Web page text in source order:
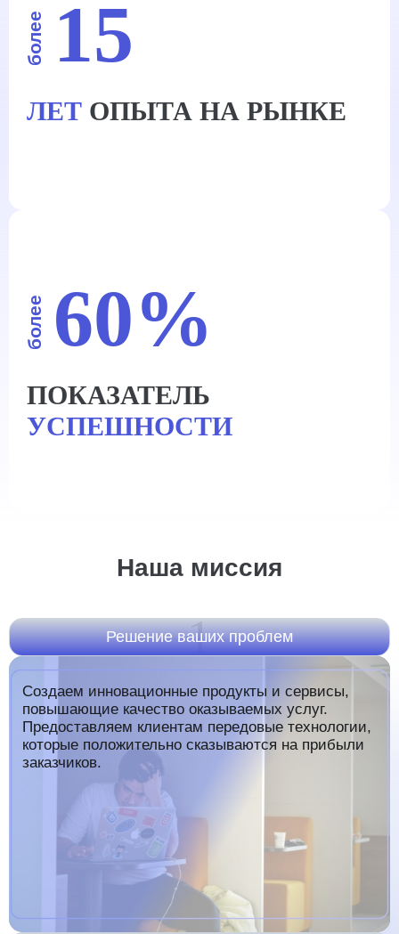
более 15
ЛЕТ ОПЫТА НА РЫНКЕ
более 60%
ПОКАЗАТЕЛЬ
УСПЕШНОСТИ
Наша миссия
1
Решение ваших проблем
Создаем инновационные продукты и сервисы,
повышающие качество оказываемых услуг.
Предоставляем клиентам передовые технологии,
которые положительно сказываются на прибыли
заказчиков.